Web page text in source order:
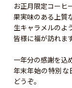
お正月限定コーヒ
果実味のある上質
生キャラメルのよ
皆様に福が訪れま
一年分の感謝を込
年末年始の特別
どうぞ。